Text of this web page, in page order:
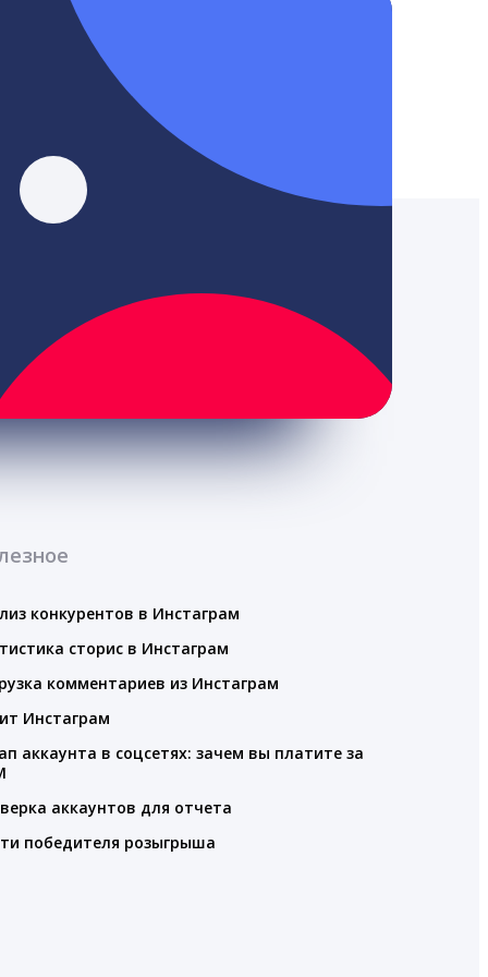
конкурентов в Инстаграм
сторис в Инстаграм
комментариев из Инстаграм
Инстаграм
аккаунта в соцсетях: зачем вы платите за
аккаунтов для отчета
победителя розыгрыша